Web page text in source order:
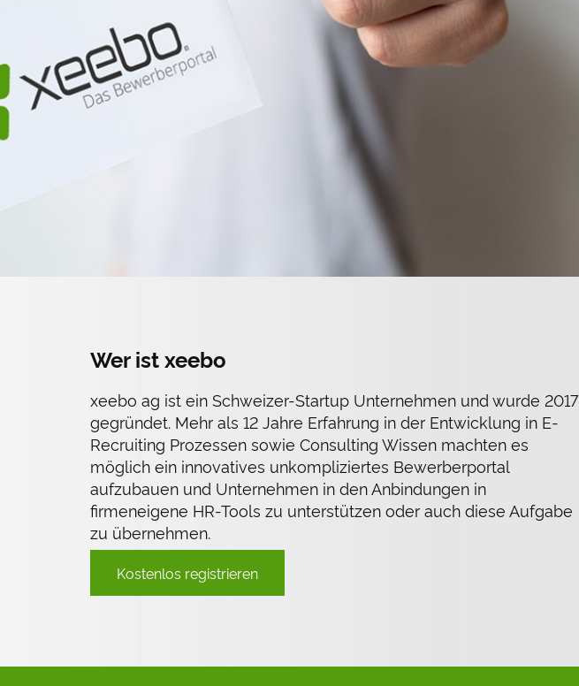
Wer ist xeebo
xeebo ag ist ein Schweizer-Startup Unternehmen und wurde 2017
gegründet. Mehr als 12 Jahre Erfahrung in der Entwicklung in E-
Recruiting Prozessen sowie Consulting Wissen machten es
möglich ein innovatives unkompliziertes Bewerberportal
aufzubauen und Unternehmen in den Anbindungen in
firmeneigene HR-Tools zu unterstützen oder auch diese Aufgabe
zu übernehmen.
Kostenlos registrieren